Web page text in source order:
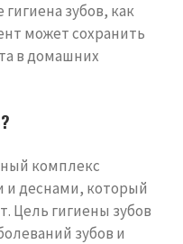
зубов, как
может сохранить
в домашних
комплекс
и деснами, который
Цель гигиены зубов
зубов и